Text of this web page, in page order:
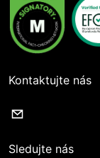
Kontaktujte nás
Sledujte nás